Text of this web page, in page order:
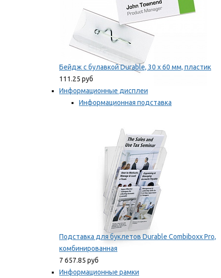
Бейдж с булавкой Durable, 30 х 60 мм, пластик
111.25 руб
Информационные дисплеи
Информационная подставка
Подставка для буклетов Durable Combiboxx Pro,
комбинированная
7 657.85 руб
Информационные рамки